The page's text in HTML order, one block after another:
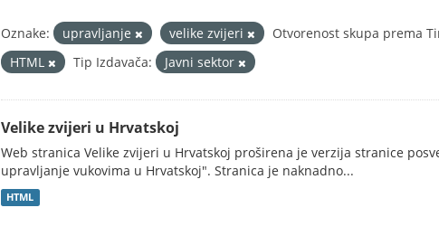
Oznake: upravljanje velike zvijeri Otvorenost skupa prema
HTML
Tip Izdavača: Javni sektor
Velike zvijeri u Hrvatskoj
Web stranica Velike zvijeri u Hrvatskoj proširena je verzija stranice
upravljanje vukovima u Hrvatskoj". Stranica je naknadno...
HTML